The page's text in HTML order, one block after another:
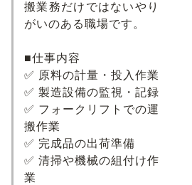
搬業務だけではないやり
がいのある職場です。
■仕事内容
✅ 原料の計量・投入作業
✅ 製造設備の監視・記録
✅ フォークリフトでの運
搬作業
✅ 完成品の出荷準備
✅ 清掃や機械の組付け作
業